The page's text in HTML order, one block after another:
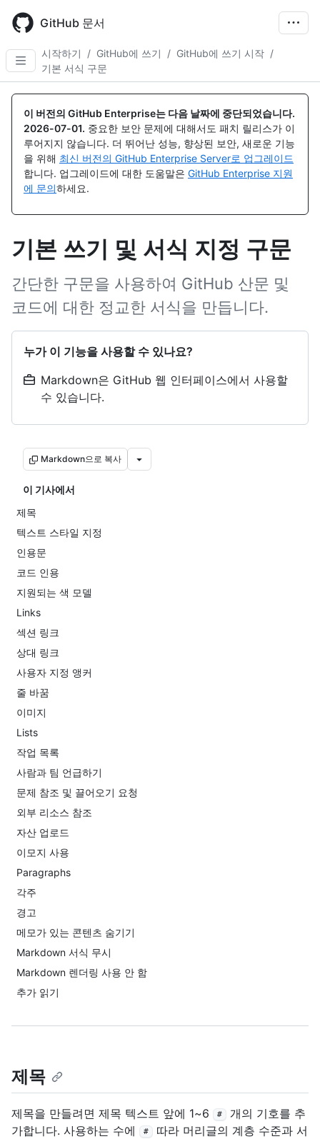
main
content
GitHub 문서
시작하기 / GitHub에 쓰기 / GitHub에 쓰기 시작 /
기본 서식 구문
이 버전의 GitHub Enterprise는 다음 날짜에 중단되었습니다.
2026-07-01. 중요한 보안 문제에 대해서도 패치 릴리스가 이
루어지지 않습니다. 더 뛰어난 성능, 향상된 보안, 새로운 기능
을 위해 최신 버전의 GitHub Enterprise Server로 업그레이드
합니다. 업그레이드에 대한 도움말은 GitHub Enterprise 지원
에 문의하세요.
기본 쓰기 및 서식 지정 구문
간단한 구문을 사용하여 GitHub 산문 및
코드에 대한 정교한 서식을 만듭니다.
누가 이 기능을 사용할 수 있나요?
Markdown은 GitHub 웹 인터페이스에서 사용할
수 있습니다.
Markdown으로 복사
이 기사에서
제목
텍스트 스타일 지정
인용문
코드 인용
지원되는 색 모델
Links
섹션 링크
상대 링크
사용자 지정 앵커
줄 바꿈
이미지
Lists
작업 목록
사람과 팀 언급하기
문제 참조 및 끌어오기 요청
외부 리소스 참조
자산 업로드
이모지 사용
Paragraphs
각주
경고
메모가 있는 콘텐츠 숨기기
Markdown 서식 무시
Markdown 렌더링 사용 안 함
추가 읽기
제목
제목을 만들려면 제목 텍스트 앞에 1~6 #
개의 기호를 추
가합니다. 사용하는 수에
#
따라 머리글의 계층 수준과 서